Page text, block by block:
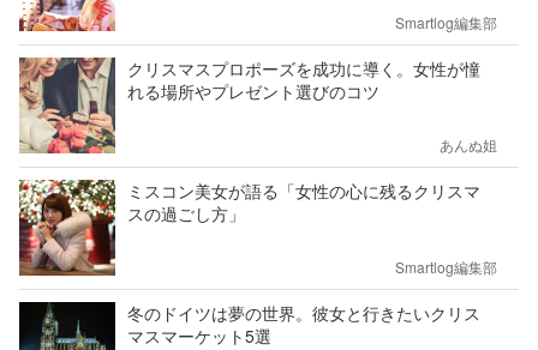
Smartlog編集部
クリスマスプロポーズを成功に導く。女性が憧
れる場所やプレゼント選びのコツ
あんぬ姐
ミスコン美女が語る「女性の心に残るクリスマ
スの過ごし方」
Smartlog編集部
冬のドイツは夢の世界。彼女と行きたいクリス
マスマーケット5選